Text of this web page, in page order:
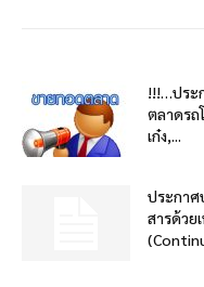
!!!…ประ
ตลาดรถ
เก๋ง,...
ประกาศ
สารด้วย